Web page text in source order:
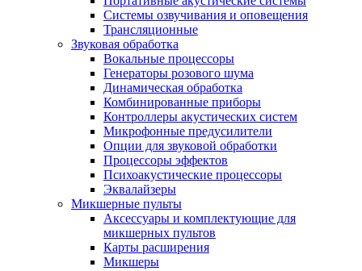
Системы озвучивания и оповещения
Трансляционные
Звуковая обработка
Вокальные процессоры
Генераторы розового шума
Динамическая обработка
Комбинированные приборы
Контроллеры акустических систем
Микрофонные предусилители
Опции для звуковой обработки
Процессоры эффектов
Психоакустические процессоры
Эквалайзеры
Микшерные пульты
Аксессуары и комплектующие для
микшерных пультов
Карты расширения
Микшеры